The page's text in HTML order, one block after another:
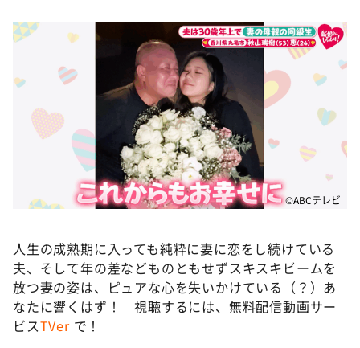
©ABCテレビ
人生の成熟期に入っても純粋に妻に恋をし続けている
夫、そして年の差などものともせずスキスキビームを
放つ妻の姿は、ピュアな心を失いかけている（？）あ
なたに響くはず！ 視聴するには、無料配信動画サー
ビスTVerで！